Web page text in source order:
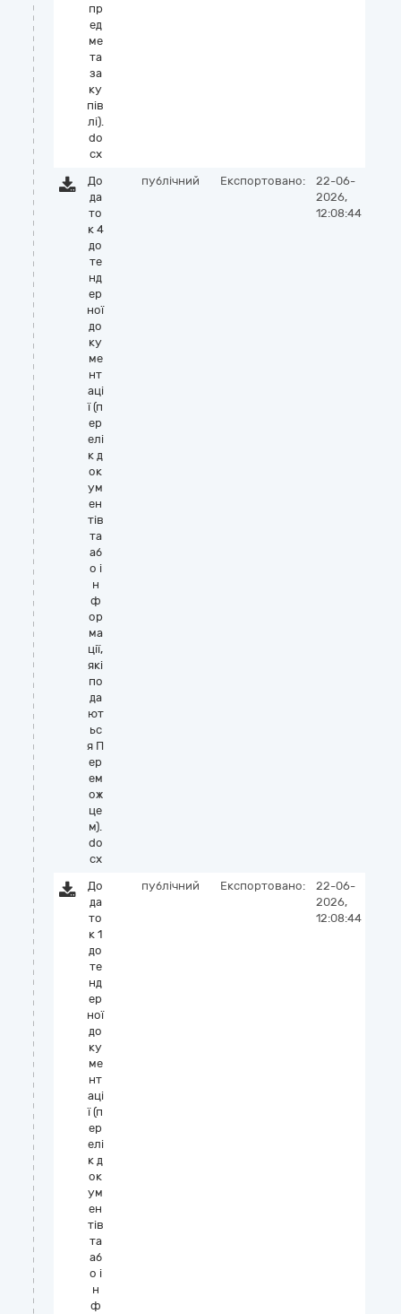
пр
ед
ме
та
за
ку
пів
лі).
do
cx
До
да
то
к 4
до
те
нд
ер
ної
до
ку
ме
нт
аці
ї (п
ер
елі
к д
ок
ум
ен
тів
та
аб
о і
н
ф
ор
ма
ції,
які
по
да
ют
ьс
я П
ер
ем
ож
це
м).
do
cx
публічний Експортовано:
22-06-
2026,
12:08:44
До
да
то
к 1
до
те
нд
ер
ної
до
ку
ме
нт
аці
ї (п
ер
елі
к д
ок
ум
ен
тів
та
аб
о і
н
ф
публічний Експортовано:
22-06-
2026,
12:08:44